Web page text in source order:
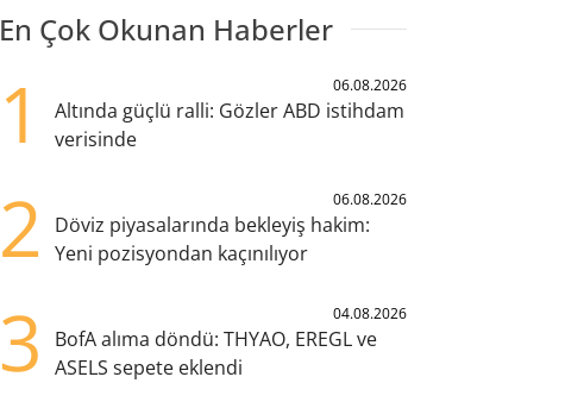
En Çok Okunan Haberler
1 06.08.2026
Altında güçlü ralli: Gözler ABD istihdam
verisinde
2 06.08.2026
Döviz piyasalarında bekleyiş hakim:
Yeni pozisyondan kaçınılıyor
3 04.08.2026
BofA alıma döndü: THYAO, EREGL ve
ASELS sepete eklendi